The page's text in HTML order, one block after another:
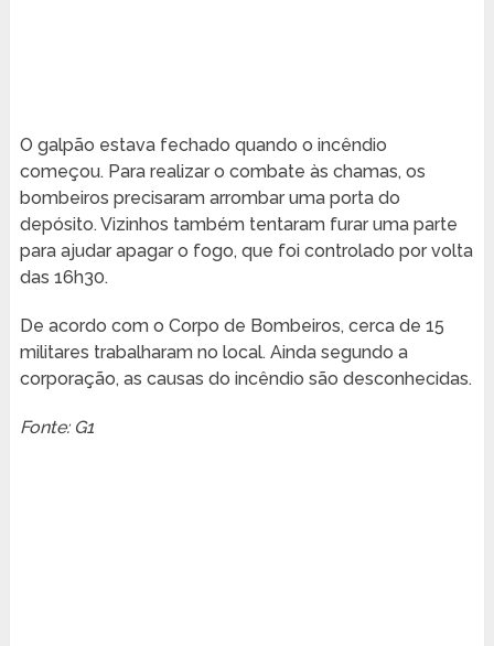
O galpão estava fechado quando o incêndio
começou. Para realizar o combate às chamas, os
bombeiros precisaram arrombar uma porta do
depósito. Vizinhos também tentaram furar uma parte
para ajudar apagar o fogo, que foi controlado por volta
das 16h30.
De acordo com o Corpo de Bombeiros, cerca de 15
militares trabalharam no local. Ainda segundo a
corporação, as causas do incêndio são desconhecidas.
Fonte: G1